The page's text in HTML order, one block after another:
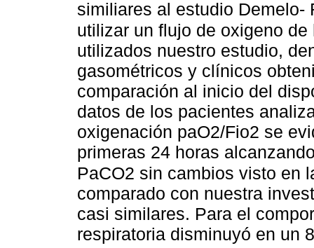
similiares al estudio
utilizar un flujo de oxigeno
utilizados nuestro estudio,
gasométricos y clínicos
comparación al inicio del
datos de los pacientes
oxigenación paO2/Fio2 se
primeras 24 horas
PaCO2 sin cambios visto en
comparado con nuestra
casi similares. Para el
respiratoria disminuyó en un